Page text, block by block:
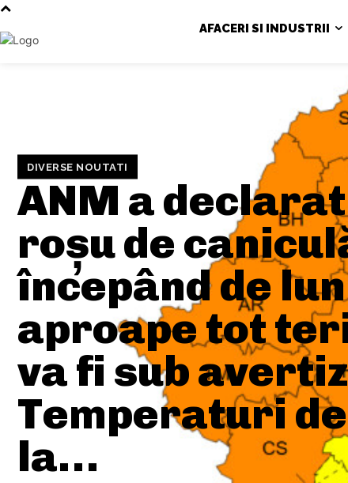
AFACERI SI INDUSTRII
DIVERSE NOUTATI
ANM a
roșu de
începând de
aproape tot
va fi sub
Temperaturi
la…